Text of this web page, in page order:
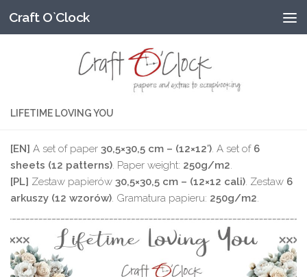
Przeskocz do treści
Craft O`Clock
LIFETIME LOVING YOU
[EN] A set of paper 30,5×30,5 cm – (12×12′). A set of6
sheets (12 patterns). Paper weight: 250g/m2.
[PL] Zestaw papierów 30,5×30,5 cm – (12×12 cali). Zestaw 6
arkuszy (12 wzorów). Gramatura papieru: 250g/m2.